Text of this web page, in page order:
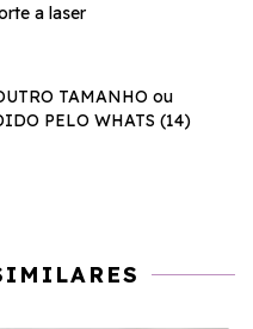
a laser
TAMANHO ou
PELO WHATS (14)